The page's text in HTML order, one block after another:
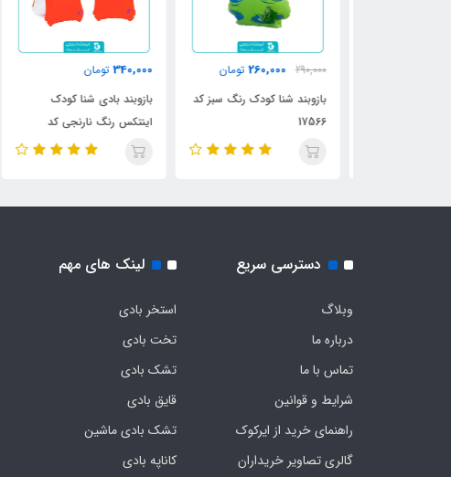
290,000
260,000 تومان
بازوبند شنا کودک رنگ سبز کد
17566
340,000 تومان
بازوبند بادی شنا کودک
اینتکس رنگ نارنجی کد
58641
دسترسی سریع
وبلاگ
درباره ما
تماس با ما
شرایط و قوانین
راهنمای خرید از ایرکوک
گالری تصاویر خریداران
لینک های مهم
استخر بادی
تخت بادی
تشک بادی
قایق بادی
تشک بادی ماشین
کاناپه بادی